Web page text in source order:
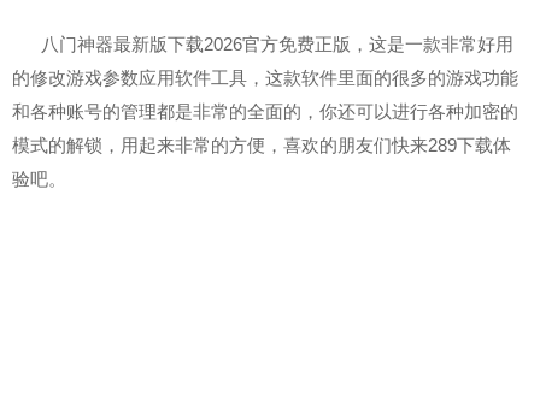
八门神器最新版下载2026官方免费正版，这是一款非常好用
的修改游戏参数应用软件工具，这款软件里面的很多的游戏功能
和各种账号的管理都是非常的全面的，你还可以进行各种加密的
模式的解锁，用起来非常的方便，喜欢的朋友们快来289下载体
验吧。